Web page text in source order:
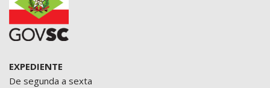
EXPEDIENTE
De segunda a sexta